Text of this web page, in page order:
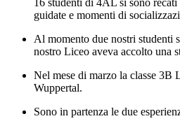
16 studenti di 4AL si sono
guidate e momenti di
Al momento due nostri studenti
nostro Liceo aveva accolto una
Nel mese di marzo la classe 3B
Wuppertal.
Sono in partenza le due